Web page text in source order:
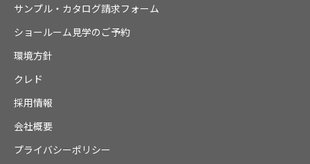
サンプル・カタログ請求フォーム
ショールーム見学のご予約
環境方針
クレド
採用情報
会社概要
プライバシーポリシー